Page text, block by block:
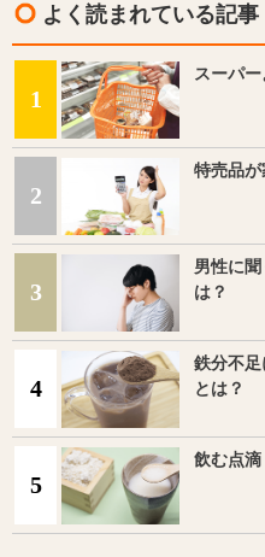
よく読まれている記事
1
スーパ
2
特売品
3
男性に
は？
4
鉄分不
とは？
5
飲む点滴